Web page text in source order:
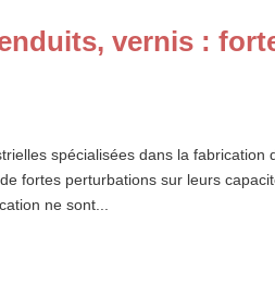
vernis :
spécialisées dans la
fortes perturbations sur leurs
ne sont...